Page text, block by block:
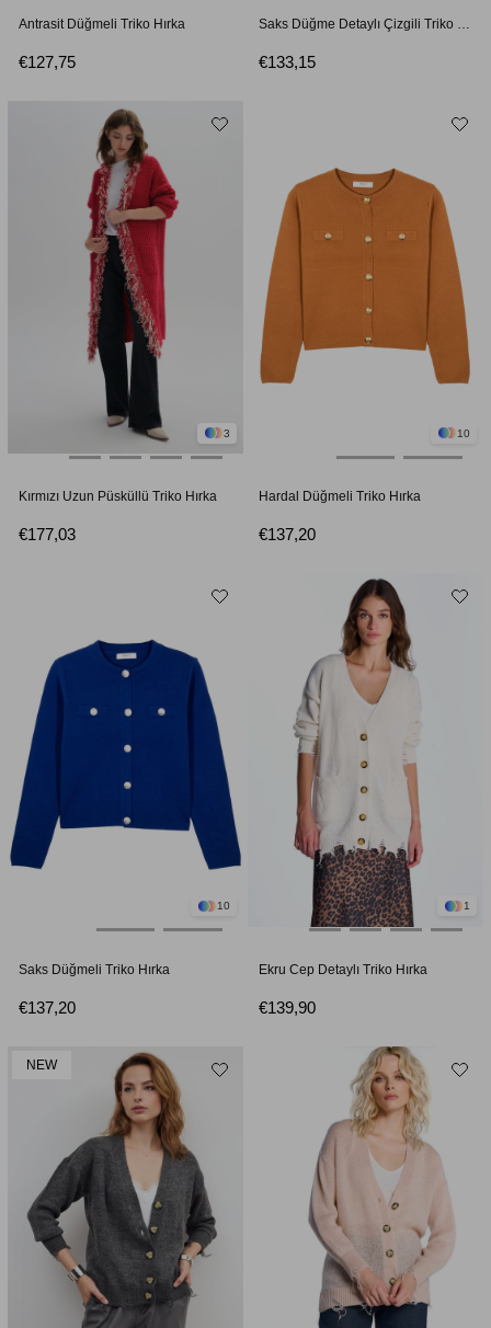
Antrasit Düğmeli Triko Hırka
€127,75
Saks Düğme Detaylı Çizgili Triko Hırka
€133,15
3
Kırmızı Uzun Püsküllü Triko Hırka
€177,03
10
Hardal Düğmeli Triko Hırka
€137,20
10
Saks Düğmeli Triko Hırka
€137,20
1
Ekru Cep Detaylı Triko Hırka
€139,90
NEW